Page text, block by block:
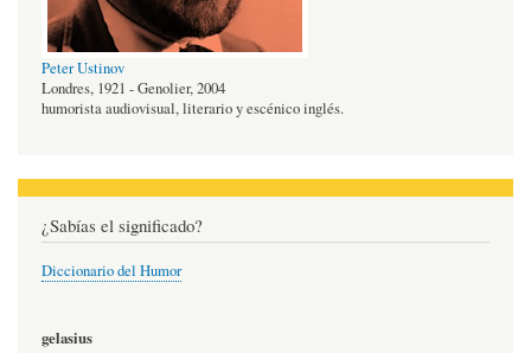
Peter Ustinov
Londres, 1921 - Genolier, 2004
humorista audiovisual, literario y escénico inglés.
¿Sabías el significado?
Diccionario del Humor
gelasius